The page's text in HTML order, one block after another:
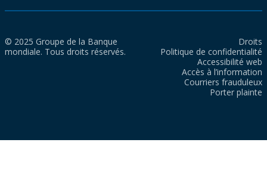
© 2025 Groupe de la Banque
mondiale. Tous droits réservés.
Droits
Politique de confidentialité
Accessibilité web
Accès à l’information
Courriers frauduleux
Porter plainte